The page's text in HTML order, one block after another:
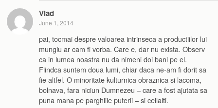
Vlad
June 1, 2014
pai, tocmai despre valoarea intrinseca a productiilor lui
mungiu ar cam fi vorba. Care e, dar nu exista. Observ
ca in lumea noastra nu da nimeni doi bani pe el.
Fiindca suntem doua lumi, chiar daca ne-am fi dorit sa
fie altfel. O minoritate kulturnica obraznica si lacoma,
bolnava, fara niciun Dumnezeu – care a fost ajutata sa
puna mana pe parghiile puterii – si ceilalti.